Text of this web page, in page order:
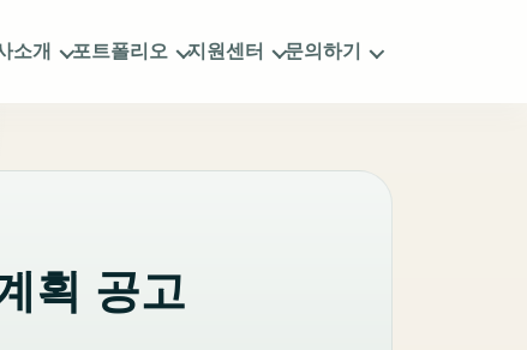
소개 포트폴리오 지원센터 문의하기
획 공고